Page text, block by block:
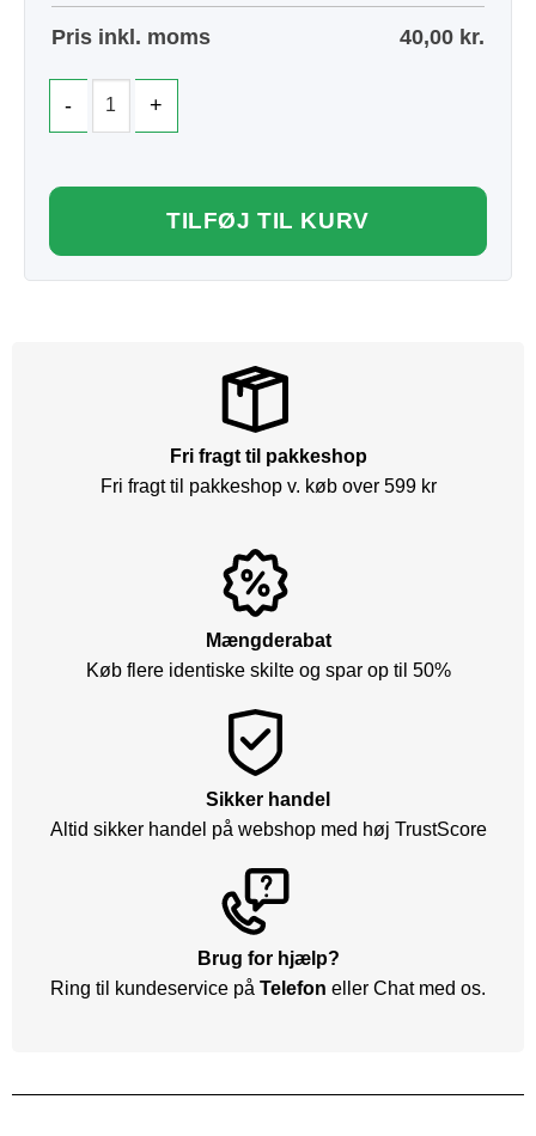
Pris inkl. moms 40,00 kr.
TILFØJ TIL KURV
Fri fragt til pakkeshop
Fri fragt til pakkeshop v. køb over 599 kr
Mængderabat
Køb flere identiske skilte og spar op til 50%
Sikker handel
Altid sikker handel på webshop med høj TrustScore
Brug for hjælp?
Ring til kundeservice på Telefon eller Chat med os.